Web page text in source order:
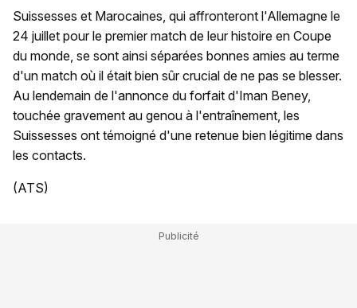
Suissesses et Marocaines, qui affronteront l'Allemagne le
24 juillet pour le premier match de leur histoire en Coupe
du monde, se sont ainsi séparées bonnes amies au terme
d'un match où il était bien sûr crucial de ne pas se blesser.
Au lendemain de l'annonce du forfait d'Iman Beney,
touchée gravement au genou à l'entraînement, les
Suissesses ont témoigné d'une retenue bien légitime dans
les contacts.
(ATS)